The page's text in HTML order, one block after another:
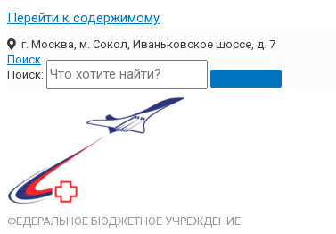
Перейти к содержимому
г. Москва, м. Сокол, Иваньковское шоссе, д. 7
Поиск
Поиск:
ФЕДЕРАЛЬНОЕ БЮДЖЕТНОЕ УЧРЕЖДЕНИЕ